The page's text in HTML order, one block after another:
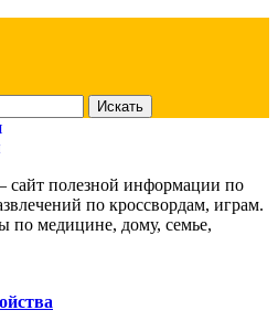
полезной информации по
по кроссвордам, играм.
по медицине, дому, семье,